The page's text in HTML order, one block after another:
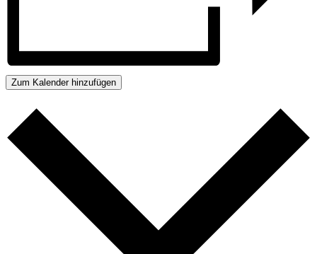
Zum Kalender hinzufügen